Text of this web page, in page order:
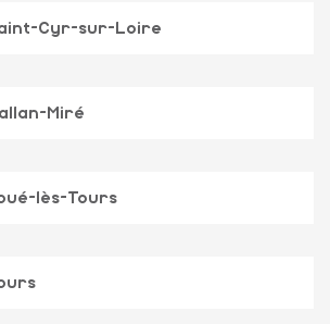
Cyr-sur-Loire
Miré
lès-Tours